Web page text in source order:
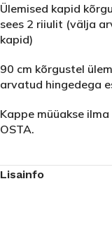
Ülemised kapid
sees 2 riiulit (välja
kapid)
90 cm kõrgustel
arvatud hingedega
Kappe müüakse
OSTA.
Lisainfo